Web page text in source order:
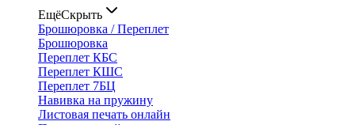
ЕщёСкрыть
Брошюровка / Переплет
Брошюровка
Переплет КБС
Переплет КШС
Переплет 7БЦ
Навивка на пружину
Листовая печать онлайн